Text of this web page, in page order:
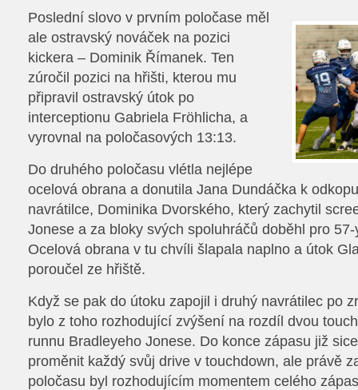
Poslední slovo v prvním poločase měl
ale ostravský nováček na pozici
kickera – Dominik Římanek. Ten
zúročil pozici na hřišti, kterou mu
připravil ostravský útok po
interceptionu Gabriela Fröhlicha, a
vyrovnal na poločasových 13:13.
Do druhého poločasu vlétla nejlépe
ocelová obrana a donutila Jana Dundáčka k
navrátilce, Dominika Dvorského, který zachytil
Jonese a za bloky svých spoluhráčů doběhl pro
Ocelová obrana v tu chvíli šlapala naplno a útok
poroučel ze hřiště.
Když se pak do útoku zapojil i druhý navrátilec po
bylo z toho rozhodující zvýšení na rozdíl dvou
runnu Bradleyeho Jonese. Do konce zápasu již
proměnit každý svůj drive v touchdown, ale právě
poločasu byl rozhodujícím momentem celého